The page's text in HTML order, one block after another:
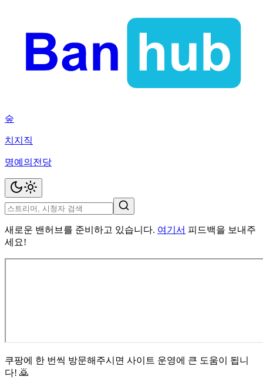
숲
치지직
명예의전당
새로운 밴허브를 준비하고 있습니다. 여기서 피드백을 보내주
세요!
쿠팡에 한 번씩 방문해주시면 사이트 운영에 큰 도움이 됩니
다! 🙇